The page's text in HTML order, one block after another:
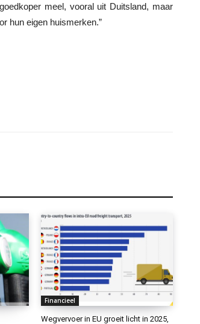
meel, vooral uit Duitsland, maar
hun eigen huismerken.”
Financieel
Wegvervoer in EU groeit licht in 2025,